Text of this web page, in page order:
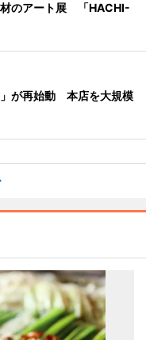
材のアート展 「HACHI-
が再始動 本店を大規模